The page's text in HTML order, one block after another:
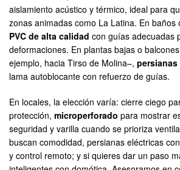
aislamiento acústico y térmico, ideal para
zonas animadas como La Latina. En baños
PVC de alta calidad con guías adecuadas
deformaciones. En plantas bajas o
ejemplo, hacia Tirso de Molina–,
lama autoblocante con refuerzo de guías.
En locales, la elección varía: cierre ciego
protección, microperforado para mostrar
seguridad y varilla cuando se prioriza
buscan comodidad, persianas eléctricas
y control remoto; y si quieres dar un paso